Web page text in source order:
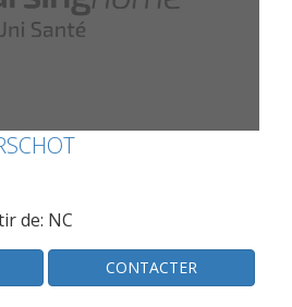
de: NC
CONTACTER